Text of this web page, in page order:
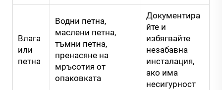
Влага
или
петна
Водни петна,
маслени петна,
тъмни петна,
пренасяне на
мръсотия от
опаковката
Документира
йте и
избягвайте
незабавна
инсталация,
ако има
несигурност